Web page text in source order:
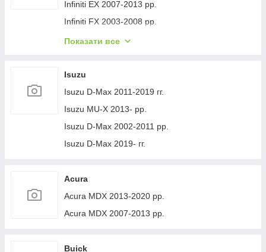
Jeep Cherokee XJ 1984-2001 гг.
Infiniti EX 2007-2013 рр.
Infiniti FX 2003-2008 рр.
Infiniti FX 2008-2012 рр.
Infiniti Q30 2015-2024 гг.
Infiniti Q50/Q60 2013-2024 рр.
Infiniti QX50 2013-2017 рр.
Infiniti QX56 2010-2013 рр.
Infiniti QX70 2013-2019 рр.
Infiniti G25/G35/37 (V36/CV36) 2006-2015 гг.
Infinity Q70/M-series 2010-2019 рр.
Infiniti QX80 2013-2024 рр.
Показати все
Isuzu
Isuzu D-Max 2011-2019 гг.
Isuzu MU-X 2013- рр.
Isuzu D-Max 2002-2011 рр.
Isuzu D-Max 2019- гг.
Acura
Acura MDX 2013-2020 рр.
Acura MDX 2007-2013 рр.
Buick